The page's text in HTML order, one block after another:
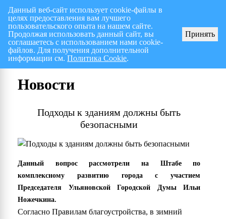
Перспективный план работ на I полугодие 2026 г.
Новости
Подходы к зданиям должны быть
безопасными
Данный вопрос рассмотрели на Штабе по
комплексному развитию города с участием
Председателя Ульяновской Городской Думы Ильи
Ножечкина.
Согласно Правилам благоустройства, в зимний
Данный веб-сайт использует cookie-файлы в
целях предоставления вам лучшего
пользовательского опыта на нашем сайте.
Продолжая использовать данный сайт, вы
соглашаетесь с использованием нами cookie-
файлов. Для получения дополнительной
информации см.Политика Cookie.
Принять